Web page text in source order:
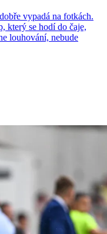
vypadá na fotkách.
který se hodí do čaje,
louhování, nebude